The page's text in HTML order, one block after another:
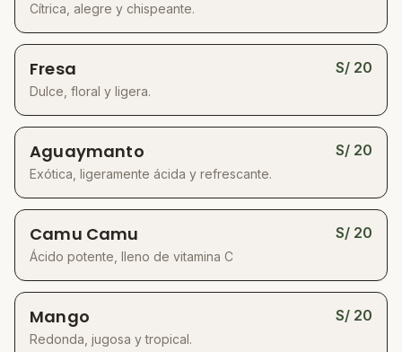
Cítrica, alegre y chispeante.
Fresa S/ 20
Dulce, floral y ligera.
Aguaymanto S/ 20
Exótica, ligeramente ácida y refrescante.
Camu Camu S/ 20
Ácido potente, lleno de vitamina C
Mango S/ 20
Redonda, jugosa y tropical.